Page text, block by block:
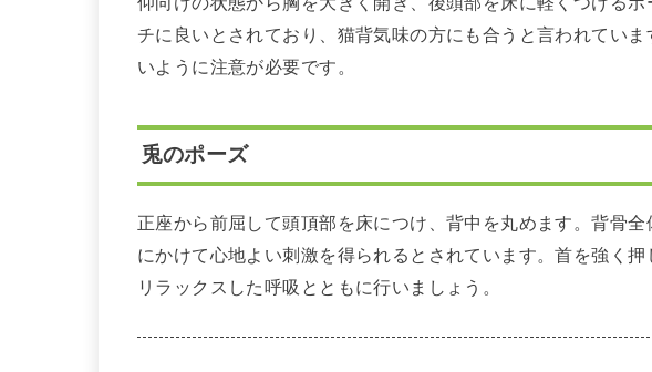
チに良いとされており、猫背気味の方にも合うと言われてい
いように注意が必要です。
兎のポーズ
正座から前屈して頭頂部を床につけ、背中を丸めます。背骨
にかけて心地よい刺激を得られるとされています。首を強く押
リラックスした呼吸とともに行いましょう。